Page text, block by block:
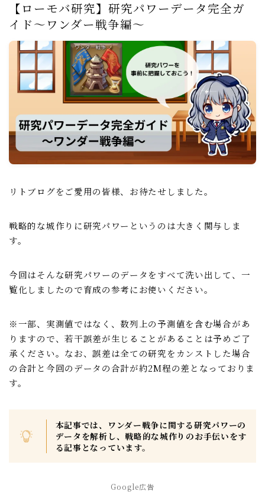
ギルド運営
ギルド政策
ルール
コミュニケーション
外交戦略編
イベント攻略
ドラゴンアリーナ
公式イベント
魔獣討伐会
ポイ活
愛用ツール
ギルド紹介掲示板
プライバシーポリシー
【ローモバ研究】研究パワーデータ完全ガ
イド～ワンダー戦争編～
リトブログをご愛用の皆様、お待たせしました。
戦略的な城作りに研究パワーというのは大きく関与しま
す。
今回はそんな研究パワーのデータをすべて洗い出して、一
覧化しましたので育成の参考にお使いください。
※一部、実測値ではなく、数列上の予測値を含む場合があ
りますので、若干誤差が生じることがあることは予めご了
承ください。なお、誤差は全ての研究をカンストした場合
の合計と今回のデータの合計が約2M程の差となっておりま
す。
本記事では、ワンダー戦争に関する研究パワーの
データを解析し、戦略的な城作りのお手伝いをす
る記事となっています。
Google広告